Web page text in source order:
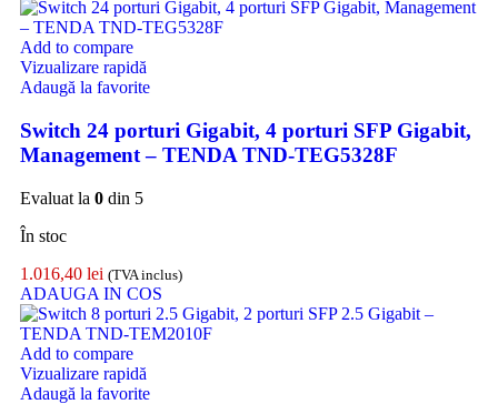
Add to compare
Vizualizare rapidă
Adaugă la favorite
Switch 24 porturi Gigabit, 4 porturi SFP Gigabit,
Management – TENDA TND-TEG5328F
Evaluat la 0 din 5
În stoc
1.016,40 lei (TVA inclus)
ADAUGA IN COS
Add to compare
Vizualizare rapidă
Adaugă la favorite